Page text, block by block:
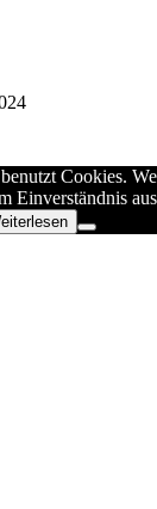
Cookies.
Einverständnis